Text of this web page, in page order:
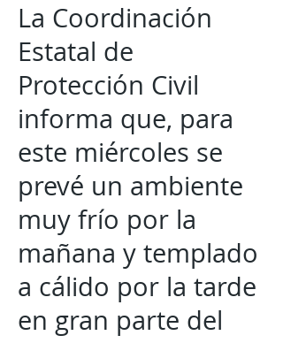
La Coordinación
Estatal de
Protección Civil
informa que, para
este miércoles se
prevé un ambiente
muy frío por la
mañana y templado
a cálido por la tarde
en gran parte del